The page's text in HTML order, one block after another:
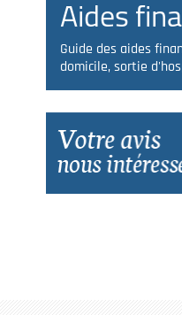
Aides
Guide des aides
domicile, sortie